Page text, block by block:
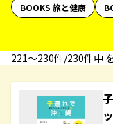
BOOKS 旅と健康
221〜230件/230件中